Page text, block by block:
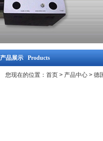
产品展示 Products
您现在的位置： 首页 > 产品中心 > 德